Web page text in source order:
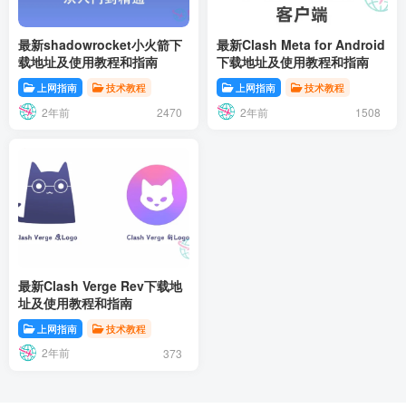
最新shadowrocket小火箭下
载地址及使用教程和指南
上网指南 技术教程
2年前 2470
最新Clash Meta for Android
下载地址及使用教程和指南
上网指南 技术教程
2年前 1508
最新Clash Verge Rev下载地
址及使用教程和指南
上网指南 技术教程
2年前 373